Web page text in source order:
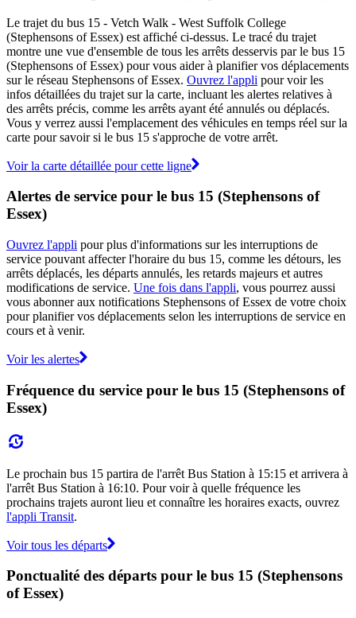
Le trajet du bus 15 - Vetch Walk - West Suffolk College
(Stephensons of Essex) est affiché ci-dessus. Le tracé du trajet
montre une vue d'ensemble de tous les arrêts desservis par le bus 15
(Stephensons of Essex) pour vous aider à planifier vos déplacements
sur le réseau Stephensons of Essex. Ouvrez l'appli pour voir les
infos détaillées du trajet sur la carte, incluant les alertes relatives à
des arrêts précis, comme les arrêts ayant été annulés ou déplacés.
Vous y verrez aussi l'emplacement des véhicules en temps réel sur la
carte pour savoir si le bus 15 s'approche de votre arrêt.
Voir la carte détaillée pour cette ligne
Alertes de service pour le bus 15 (Stephensons of
Essex)
Ouvrez l'appli pour plus d'informations sur les interruptions de
service pouvant affecter l'horaire du bus 15, comme les détours, les
arrêts déplacés, les départs annulés, les retards majeurs et autres
modifications de service. Une fois dans l'appli, vous pourrez aussi
vous abonner aux notifications Stephensons of Essex de votre choix
pour planifier vos déplacements selon les interruptions de service en
cours et à venir.
Voir les alertes
Fréquence du service pour le bus 15 (Stephensons of
Essex)
Le prochain bus 15 partira de l'arrêt Bus Station à 15:15 et arrivera à
l'arrêt Bus Station à 16:10. Pour voir à quelle fréquence les
prochains trajets auront lieu et connaître les horaires exacts, ouvrez
l'appli Transit.
Voir tous les départs
Ponctualité des départs pour le bus 15 (Stephensons
of Essex)